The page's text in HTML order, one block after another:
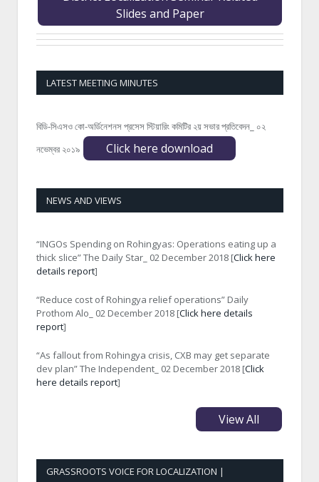
Slides and Paper
LATEST MEETING MINUTES
বিডি-সিএসও কো-অর্ডিনেশনস প্রসেস স্টিয়ারিং কমিটির ২য় সভার প্রতিবেদন_ ০২
নভেম্বর ২০১৯
Click here download
NEWS AND VIEWS
“INGOs Spending on Rohingyas: Operations eating up a
thick slice” The Daily Star_ 02 December 2018 [Click here
details report]
“Reduce cost of Rohingya relief operations” Daily
Prothom Alo_ 02 December 2018 [Click here details
report]
“As fallout from Rohingya crisis, CXB may get separate
dev plan” The Independent_ 02 December 2018 [Click
here details report]
View All
GRASSROOTS VOICE FOR LOCALIZATION |